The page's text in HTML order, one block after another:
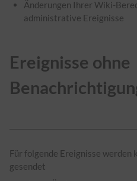
Änderungen Ihrer Wiki-
administrative Ereignisse
Ereignisse ohne
Für folgende Ereignisse werden
gesendet